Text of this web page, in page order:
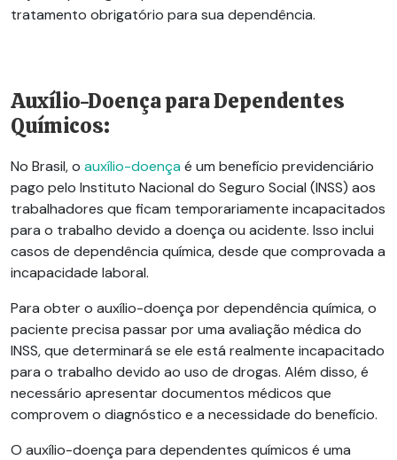
tratamento obrigatório para sua dependência.
Auxílio-Doença para Dependentes
Químicos:
No Brasil, o auxílio-doençaé um benefício previdenciário
pago pelo Instituto Nacional do Seguro Social (INSS) aos
trabalhadores que ficam temporariamente incapacitados
para o trabalho devido a doença ou acidente. Isso inclui
casos de dependência química, desde que comprovada a
incapacidade laboral.
Para obter o auxílio-doença por dependência química, o
paciente precisa passar por uma avaliação médica do
INSS, que determinará se ele está realmente incapacitado
para o trabalho devido ao uso de drogas. Além disso, é
necessário apresentar documentos médicos que
comprovem o diagnóstico e a necessidade do benefício.
O auxílio-doença para dependentes químicos é uma